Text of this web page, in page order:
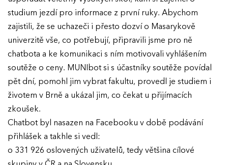
studium jezdí pro informace z první ruky. Abychom
zajistili, že se uchazeči i přesto dozví o Masarykově
univerzitě vše, co potřebují, připravili jsme pro ně
chatbota a ke komunikaci s ním motivovali vyhlášením
soutěže o ceny. MUNIbot si s účastníky soutěže povídal
pět dní, pomohl jim vybrat fakultu, provedl je studiem i
životem v Brně a ukázal jim, co čekat u přijímacích
zkoušek.
Chatbot byl nasazen na Facebooku v době podávání
přihlášek a takhle si vedl:
o 331 926 oslovených uživatelů, tedy většina cílové